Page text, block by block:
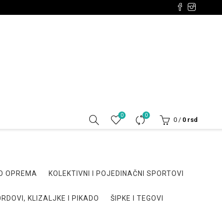
0 0
0 / 0 rsd
OPREMA KOLEKTIVNI I POJEDINAČNI SPORTOVI
KLIZALJKE I PIKADO ŠIPKE I TEGOVI